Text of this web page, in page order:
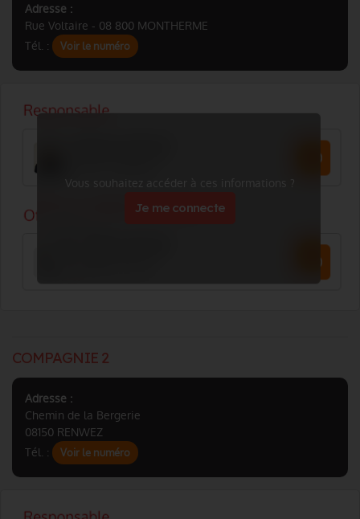
Adresse :
Rue Voltaire - 08 800 MONTHERME
Tél. :
Voir le numéro
Vous souhaitez accéder à ces informations ?
Je me connecte
COMPAGNIE 2
Adresse :
Chemin de la Bergerie
08150 RENWEZ
Tél. :
Voir le numéro